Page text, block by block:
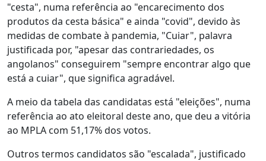
"cesta", numa referência ao "encarecimento dos
produtos da cesta básica" e ainda "covid", devido às
medidas de combate à pandemia, "Cuiar", palavra
justificada por, "apesar das contrariedades, os
angolanos" conseguirem "sempre encontrar algo que
está a cuiar", que significa agradável.
A meio da tabela das candidatas está "eleições", numa
referência ao ato eleitoral deste ano, que deu a vitória
ao MPLA com 51,17% dos votos.
Outros termos candidatos são "escalada", justificado